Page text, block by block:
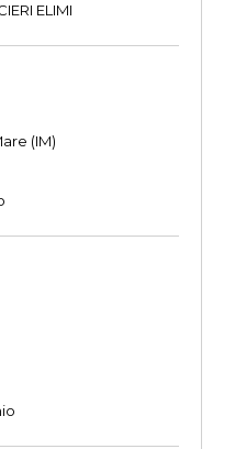
ELIMI
(IM)